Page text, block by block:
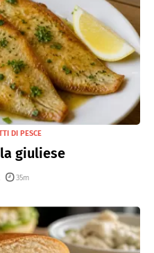
DI PESCE
giuliese
35m